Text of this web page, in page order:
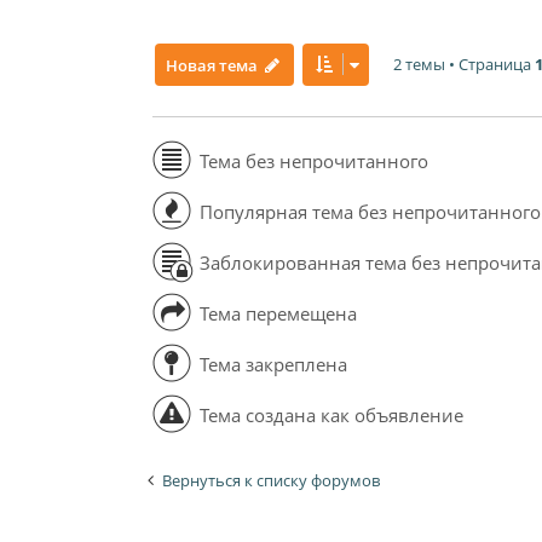
Новая тема 2 темы • Страница 1
Тема без непрочитанного
Популярная тема без непрочитанного
Заблокированная тема без
Тема перемещена
Тема закреплена
Тема создана как объявление
Вернуться к списку форумов